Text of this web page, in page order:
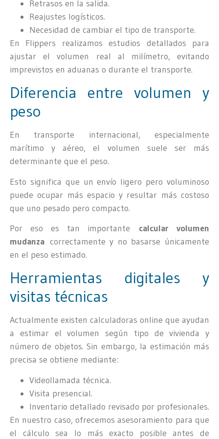
Retrasos en la salida.
Reajustes logísticos.
Necesidad de cambiar el tipo de transporte.
En Flippers realizamos estudios detallados para
ajustar el volumen real al milímetro, evitando
imprevistos en aduanas o durante el transporte.
Diferencia entre volumen y
peso
En transporte internacional, especialmente
marítimo y aéreo, el volumen suele ser más
determinante que el peso.
Esto significa que un envío ligero pero voluminoso
puede ocupar más espacio y resultar más costoso
que uno pesado pero compacto.
Por eso es tan importante calcular volumen
mudanza correctamente y no basarse únicamente
en el peso estimado.
Herramientas digitales y
visitas técnicas
Actualmente existen calculadoras online que ayudan
a estimar el volumen según tipo de vivienda y
número de objetos. Sin embargo, la estimación más
precisa se obtiene mediante:
Videollamada técnica.
Visita presencial.
Inventario detallado revisado por profesionales.
En nuestro caso, ofrecemos asesoramiento para que
el cálculo sea lo más exacto posible antes de